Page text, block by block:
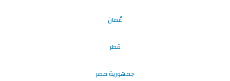
عُمان
قطر
جمهورية مصر